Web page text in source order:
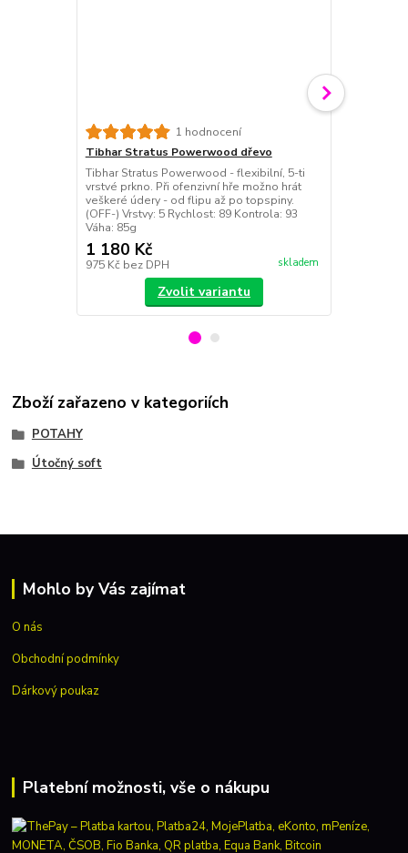
1 hodnocení
Tibhar Stratus Powerwood dřevo
Tibhar Stratus Powerwood - flexibilní, 5-ti
vrstvé prkno. Při ofenzivní hře možno hrát
veškeré údery - od flipu až po topspiny.
(OFF-) Vrstvy: 5 Rychlost: 89 Kontrola: 93
Váha: 85g
1 180 Kč
975 Kč bez DPH skladem
Zvolit variantu
Zboží zařazeno v kategoriích
POTAHY
Útočný soft
Mohlo by Vás zajímat
O nás
Obchodní podmínky
Dárkový poukaz
Platební možnosti, vše o nákupu